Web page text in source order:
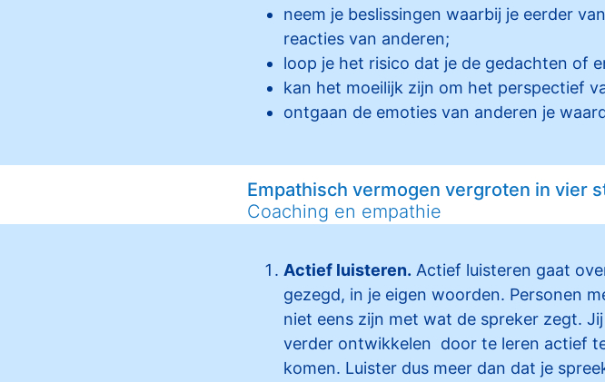
neem je beslissingen waarbij je eerder
reacties van anderen;
loop je het risico dat je de gedachten of
kan het moeilijk zijn om het perspectief
ontgaan de emoties van anderen je
Empathisch vermogen vergroten in vier
Coaching en empathie
Actief luisteren. Actief luisteren gaat
gezegd, in je eigen woorden. Personen
niet eens zijn met wat de spreker zegt.
verder ontwikkelen door te leren actief
komen. Luister dus meer dan dat je